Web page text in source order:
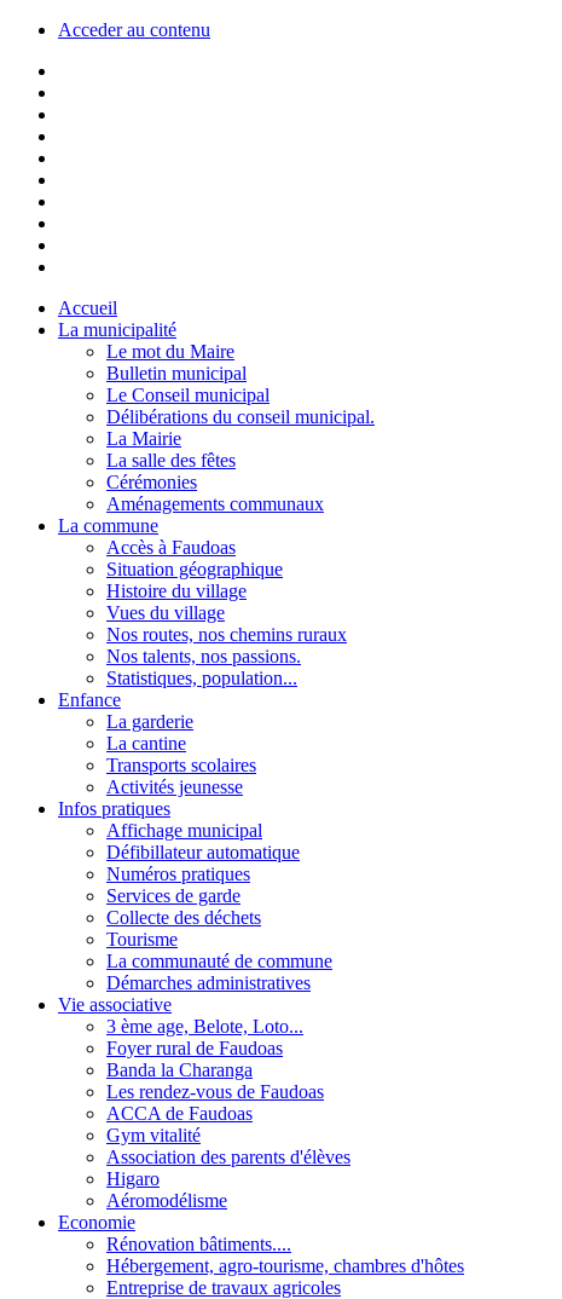
Acceder au contenu
Accueil
La municipalité
Le mot du Maire
Bulletin municipal
Le Conseil municipal
Délibérations du conseil municipal.
La Mairie
La salle des fêtes
Cérémonies
Aménagements communaux
La commune
Accès à Faudoas
Situation géographique
Histoire du village
Vues du village
Nos routes, nos chemins ruraux
Nos talents, nos passions.
Statistiques, population...
Enfance
La garderie
La cantine
Transports scolaires
Activités jeunesse
Infos pratiques
Affichage municipal
Défibillateur automatique
Numéros pratiques
Services de garde
Collecte des déchets
Tourisme
La communauté de commune
Démarches administratives
Vie associative
3 ème age, Belote, Loto...
Foyer rural de Faudoas
Banda la Charanga
Les rendez-vous de Faudoas
ACCA de Faudoas
Gym vitalité
Association des parents d'élèves
Higaro
Aéromodélisme
Economie
Rénovation bâtiments....
Hébergement, agro-tourisme, chambres d'hôtes
Entreprise de travaux agricoles